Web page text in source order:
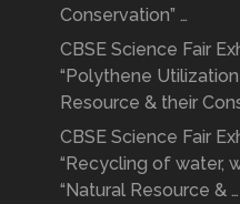
Conservation” …
CBSE Science Fair
“Polythene
Resource & their
CBSE Science Fair
“Recycling of water,
“Natural Resource & …